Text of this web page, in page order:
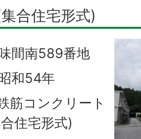
合住宅形式)
南589番地
54年
ンクリート
住宅形式)